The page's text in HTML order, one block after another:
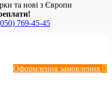
та нові з Європи
769-45-45
Оформлення замовлення